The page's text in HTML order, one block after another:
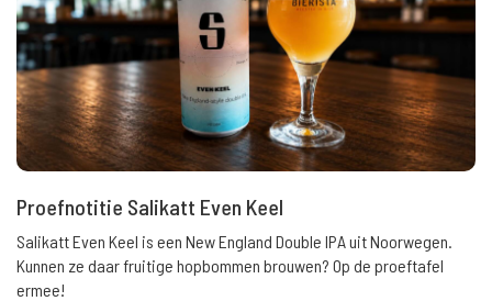
Proefnotitie Salikatt Even Keel
Salikatt Even Keel is een New England Double IPA uit Noorwegen.
Kunnen ze daar fruitige hopbommen brouwen? Op de proeftafel
ermee!